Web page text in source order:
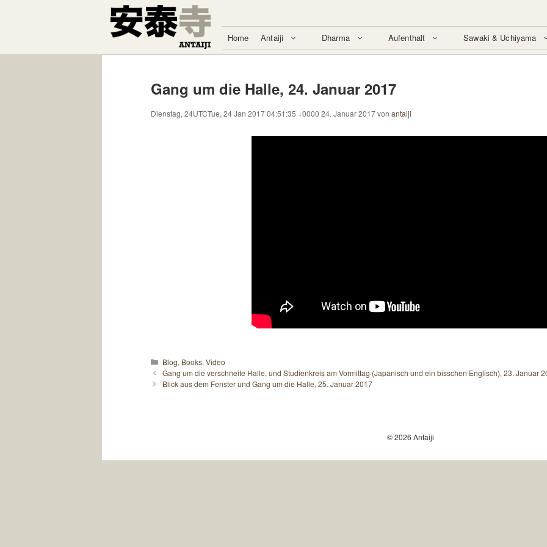
Home Antaiji Dharma Aufenthalt Sawaki & Uchiyama
Gang um die Halle, 24. Januar 2017
Dienstag, 24UTCTue, 24 Jan 2017 04:51:35 +0000 24. Januar 2017von antaiji
Kategorien
Blog, Books,Video
Gang um die verschneite Halle, und Studienkreis am Vormittag (Japanisch und ein bisschen Englisch), 23. Januar
Blick aus dem Fenster und Gang um die Halle, 25. Januar 2017
© 2026 Antaiji